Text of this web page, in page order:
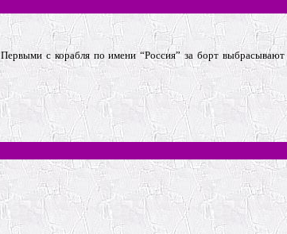
с корабля по имени “Россия” за борт выбрасывают